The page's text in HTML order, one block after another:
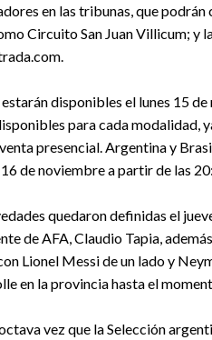
en las tribunas, que
Circuito San Juan Villicum; y
disponibles el lunes 15
para cada modalidad,
presencial. Argentina y
de noviembre a partir de las
quedaron definidas el
de AFA, Claudio Tapia,
Lionel Messi de un lado y
en la provincia hasta el
vez que la Selección